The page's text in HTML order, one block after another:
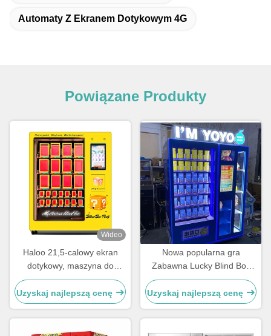
Automaty Z Ekranem Dotykowym 4G
Powiązane Produkty
Wideo
Haloo 21,5-calowy ekran
dotykowy, maszyna do
sprzedaży pudełkowa,
platforma dostaw XY z
ekstra dużym oknem
wyświetlania
Uzyskaj najlepszą cenę
Nowa popularna gra
Zabawna Lucky Blind Box
Vending Machine z ekranem
dotykowym
Uzyskaj najlepszą cenę